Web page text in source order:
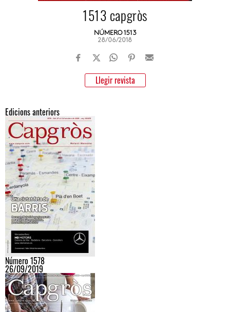
1513 capgròs
NÚMERO 1513
28/06/2018
Llegir revista
Edicions anteriors
Número 1578
26/09/2019